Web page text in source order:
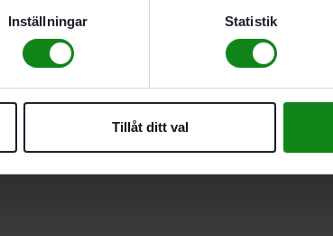
Inställningar Statistik
Tillåt ditt val